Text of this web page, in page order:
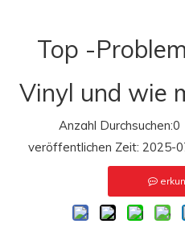
Top -
Vinyl und wie
Anzahl Durchsuchen:0
veröffentlichen Zeit: